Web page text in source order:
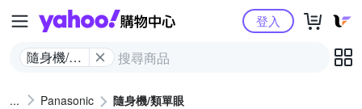
Yahoo購物中心
隨身機/類
登入
Panasonic 隨身機/類單眼